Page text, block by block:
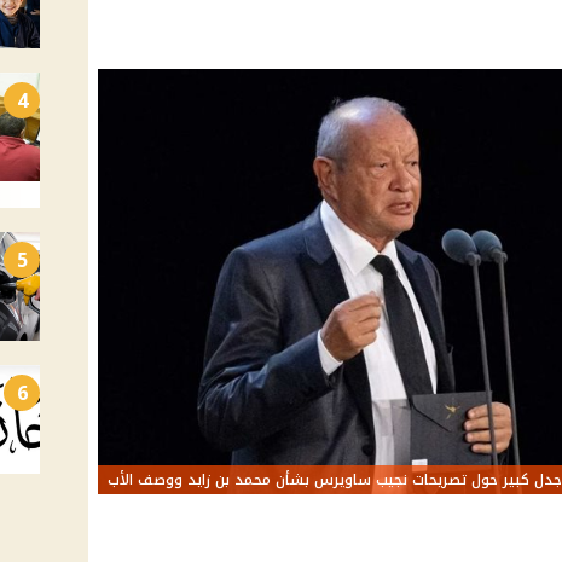
جدل كبير حول تصريحات نجيب ساويرس بشأن محمد بن زايد ووصف الأب
4
5
6